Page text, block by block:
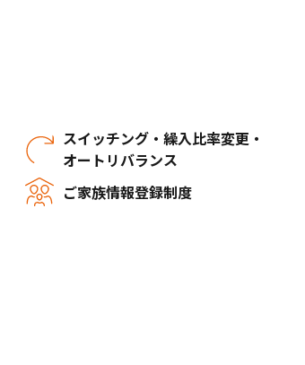
スイッチング・繰入比率変更・
オートリバランス
ご家族情報登録制度